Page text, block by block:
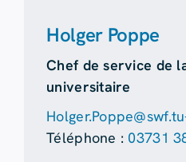
Holger Poppe
Chef de service de
universitaire
Téléphone : 03731